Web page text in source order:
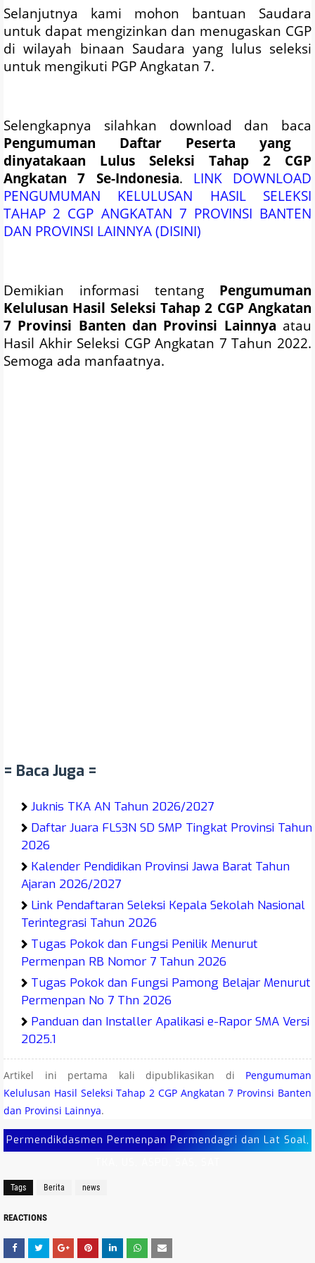
Selanjutnya kami mohon bantuan Saudara
untuk dapat mengizinkan dan menugaskan CGP
di wilayah binaan Saudara yang lulus seleksi
untuk mengikuti PGP Angkatan 7.
Selengkapnya silahkan download dan baca
Pengumuman Daftar Peserta yang
dinyatakaan Lulus Seleksi Tahap 2 CGP
Angkatan 7 Se-Indonesia. LINK DOWNLOAD
PENGUMUMAN KELULUSAN HASIL SELEKSI
TAHAP 2 CGP ANGKATAN 7 PROVINSI BANTEN
DAN PROVINSI LAINNYA (DISINI)
Demikian informasi tentang Pengumuman
Kelulusan Hasil Seleksi Tahap 2 CGP Angkatan
7 Provinsi Banten dan Provinsi Lainnya atau
Hasil Akhir Seleksi CGP Angkatan 7 Tahun 2022.
Semoga ada manfaatnya.
= Baca Juga =
Juknis TKA AN Tahun 2026/2027
Daftar Juara FLS3N SD SMP Tingkat Provinsi Tahun
2026
Kalender Pendidikan Provinsi Jawa Barat Tahun
Ajaran 2026/2027
Link Pendaftaran Seleksi Kepala Sekolah Nasional
Terintegrasi Tahun 2026
Tugas Pokok dan Fungsi Penilik Menurut
Permenpan RB Nomor 7 Tahun 2026
Tugas Pokok dan Fungsi Pamong Belajar Menurut
Permenpan No 7 Thn 2026
Panduan dan Installer Apalikasi e-Rapor SMA Versi
2025.1
Jadwal Pendaftaran Pengelola Kampung Nelayan
Merah Putih (KNMP) Tahun 2026
Juknis O2SN SMA MA SMK Tahun 2026
Juknis O2SN SMP MTs Tahun 2026
Juknis O2SN SD MI Tahun 2026
2026
2026
Latihan Soal Sumatif Antar Jenjang SMA Tahun
2026
Artikel ini pertama kali dipublikasikan di Pengumuman
Kelulusan Hasil Seleksi Tahap 2 CGP Angkatan 7 Provinsi Banten
dan Provinsi Lainnya.
Permendikdasmen Permenpan Permendagri dan Lat Soal,
Tags Berita news
REACTIONS